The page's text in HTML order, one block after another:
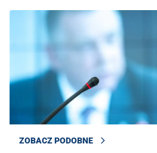
ZOBACZ PODOBNE